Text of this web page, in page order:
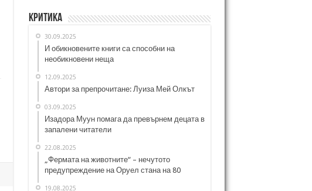
Критика
30.09.2025
И обикновените книги са способни на
необикновени неща
12.09.2025
Автори за препрочитане: Луиза Мей Олкът
03.09.2025
Изадора Муун помага да превърнем децата в
запалени читатели
22.08.2025
„Фермата на животните“ – нечутото
предупреждение на Оруел стана на 80
19.08.2025